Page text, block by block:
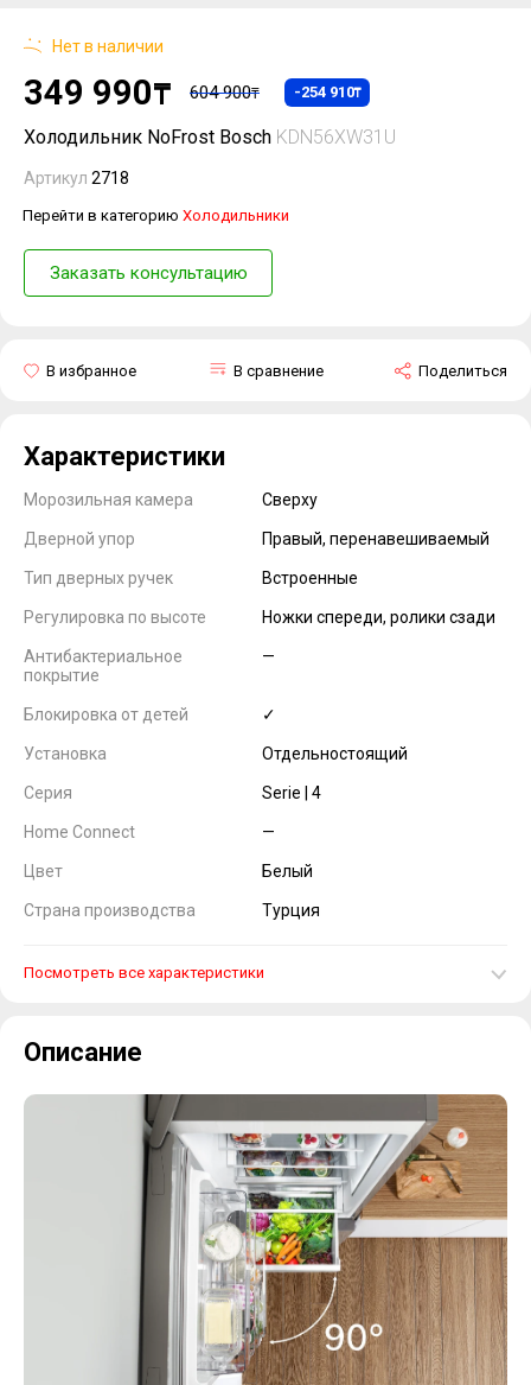
Холодильник NoFrost Bosch KDN56XW31U
Артикул 2718
Перейти в категорию Холодильники
Заказать консультацию
Поделиться
В сравнение
В избранное
Нет в наличии
349 990₸ 604 900₸ -254 910₸
Характеристики
Морозильная камера Сверху
Дверной упор Правый, перенавешиваемый
Тип дверных ручек Встроенные
Регулировка по высоте Ножки спереди, ролики сзади
Антибактериальное
покрытие
—
Блокировка от детей ✓
Установка Отдельностоящий
Серия Serie | 4
Home Connect —
Цвет Белый
Страна производства Турция
Посмотреть все характеристики
Описание